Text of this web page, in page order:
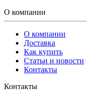
О компании
О компании
Доставка
Как купить
Статьи и новости
Контакты
Контакты